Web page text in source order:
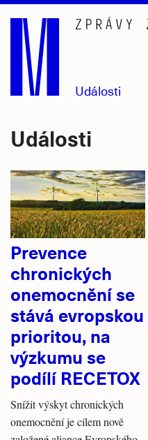
Přejít
hlavní
obsah
Události
Události
Prevence
chronických
onemocnění se
stává evropskou
prioritou, na
výzkumu se
podílí RECETOX
Snížit výskyt chronických
onemocnění je cílem nově